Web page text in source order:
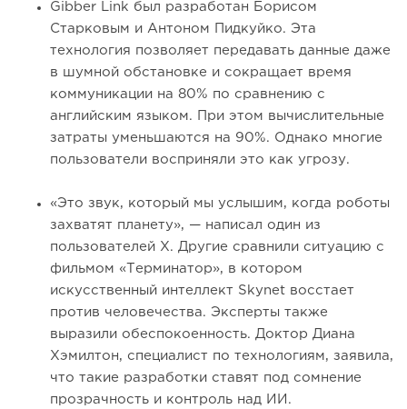
Gibber Link был разработан Борисом
Старковым и Антоном Пидкуйко. Эта
технология позволяет передавать данные даже
в шумной обстановке и сокращает время
коммуникации на 80% по сравнению с
английским языком. При этом вычислительные
затраты уменьшаются на 90%. Однако многие
пользователи восприняли это как угрозу.
«Это звук, который мы услышим, когда роботы
захватят планету», — написал один из
пользователей X. Другие сравнили ситуацию с
фильмом «Терминатор», в котором
искусственный интеллект Skynet восстает
против человечества. Эксперты также
выразили обеспокоенность. Доктор Диана
Хэмилтон, специалист по технологиям, заявила,
что такие разработки ставят под сомнение
прозрачность и контроль над ИИ.